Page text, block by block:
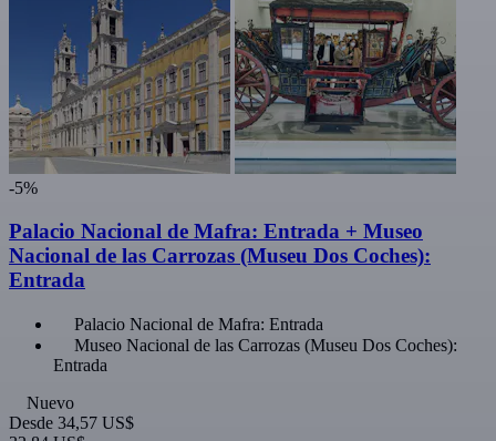
-5%
Palacio Nacional de Mafra: Entrada + Museo
Nacional de las Carrozas (Museu Dos Coches):
Entrada
Palacio Nacional de Mafra: Entrada
Museo Nacional de las Carrozas (Museu Dos Coches):
Entrada
Nuevo
Desde 34,57 US$